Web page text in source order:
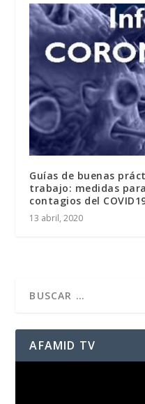
Guías de buenas
trabajo: medidas
contagios del
13 abril, 2020
AFAMID TV